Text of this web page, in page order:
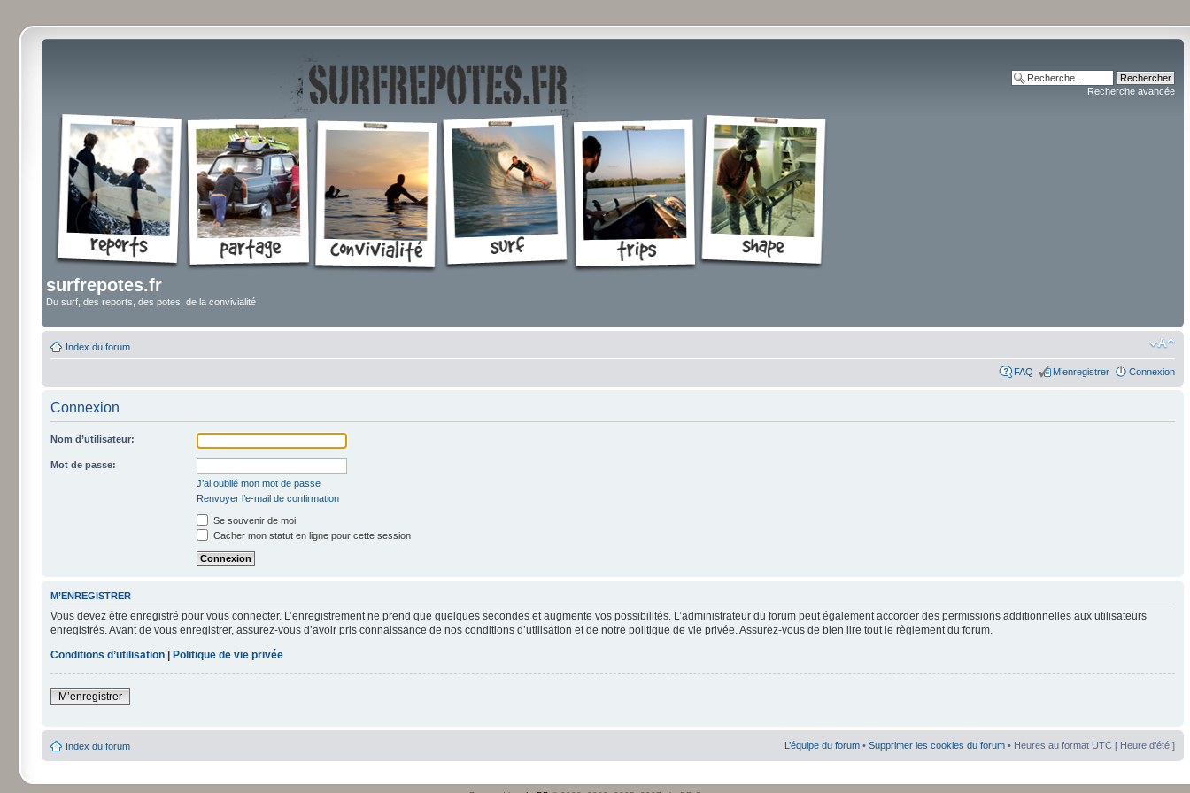
surfrepotes.fr
Du surf, des reports, des potes, de la convivialité
Recherche avancée
Index du forum
FAQ M’enregistrer Connexion
Connexion
Nom d’utilisateur:
Mot de passe:
J’ai oublié mon mot de passe
Renvoyer l’e-mail de confirmation
Se souvenir de moi
Cacher mon statut en ligne pour cette session
M’ENREGISTRER
Vous devez être enregistré pour vous connecter. L’enregistrement ne prend que quelques secondes et augmente vos possibilités. L’administrateur du forum peut également accorder des permissions additionnelles aux utilisateurs
enregistrés. Avant de vous enregistrer, assurez-vous d’avoir pris connaissance de nos conditions d’utilisation et de notre politique de vie privée. Assurez-vous de bien lire tout le règlement du forum.
Conditions d’utilisation
Politique de vie privée
M’enregistrer
Index du forum L’équipe du forum • Supprimer les cookies du forum • Heures au format UTC [ Heure d’été ]